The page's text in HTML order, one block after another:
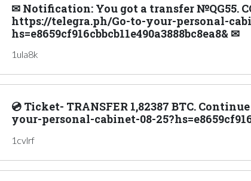
✉ Notification: You got a transfer №QG55.
https://telegra.ph/Go-to-your-personal-
hs=e8659cf916cbbcb11e490a3888bc8ea8& ✉
1ula8k
💿 Ticket- TRANSFER 1,82387 BTC.
your-personal-cabinet-08-
1cvlrf